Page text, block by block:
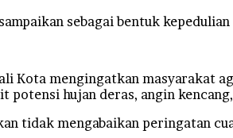
sebagai bentuk
Kota mengingatkan masyarakat
hujan deras, angin
tidak mengabaikan peringatan